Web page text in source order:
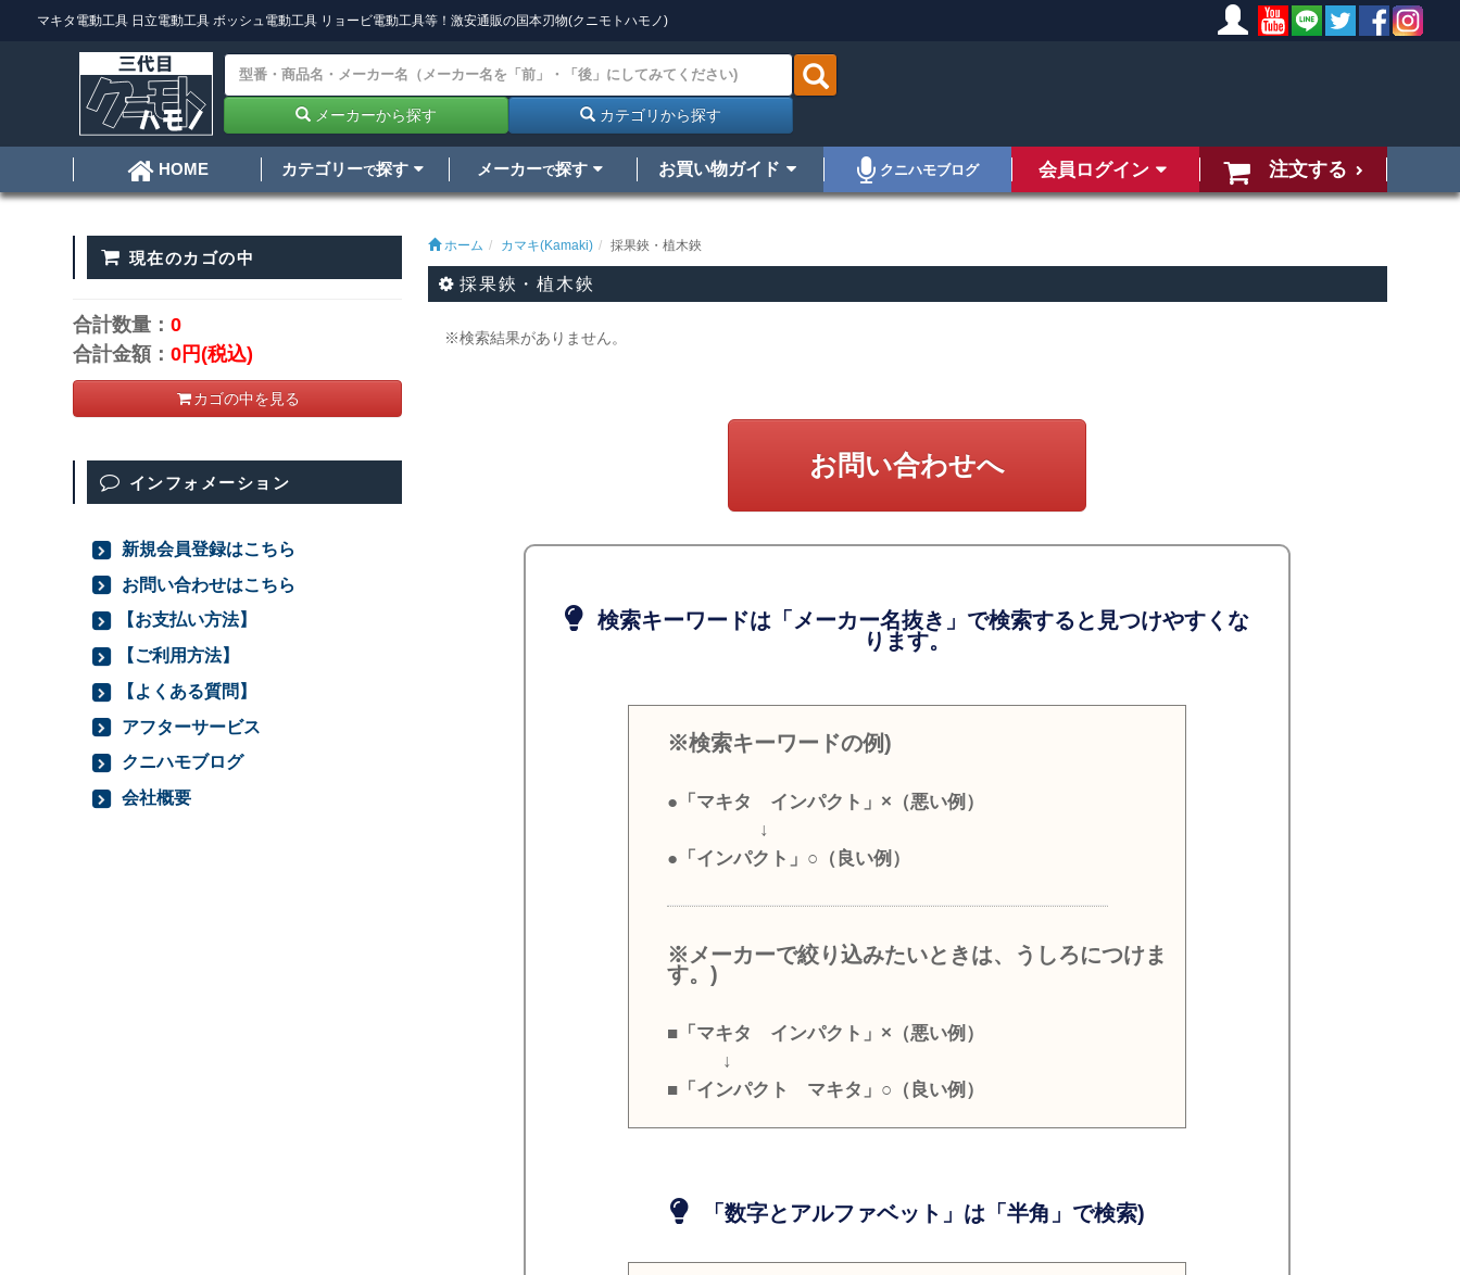
マキタ電動工具 日立電動工具 ボッシュ電動工具 リョービ電動工具等！激安通販の国本刃物(クニモトハモノ)
メーカーから探す カテゴリから探す
HOME カテゴリーで探す メーカーで探す お買い物ガイド クニハモブログ 会員ログイン 注文する
ホーム カマキ(Kamaki) 採果鋏・植木鋏
採果鋏・植木鋏
※検索結果がありません。
お問い合わせへ
検索キーワードは「メーカー名抜き」で検索すると見つけやすくな
ります。
※検索キーワードの例)
●「マキタ インパクト」×（悪い例）
↓
●「インパクト」○（良い例）
※メーカーで絞り込みたいときは、うしろにつけま
す。)
■「マキタ インパクト」×（悪い例）
↓
■「インパクト マキタ」○（良い例）
「数字とアルファベット」は「半角」で検索)
現在のカゴの中
合計数量：0
合計金額：0円(税込)
カゴの中を見る
インフォメーション
新規会員登録はこちら
お問い合わせはこちら
【お支払い方法】
【ご利用方法】
【よくある質問】
アフターサービス
クニハモブログ
会社概要